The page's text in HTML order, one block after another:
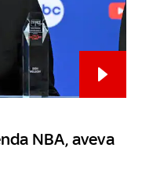
NBA, aveva